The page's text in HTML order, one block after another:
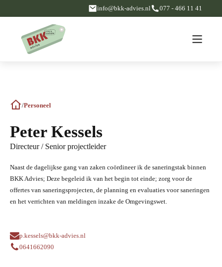
info@bkk-advies.nl 077 - 466 11 41
/Personeel
Peter Kessels
Directeur / Senior projectleider
Naast de dagelijkse gang van zaken coördineer ik de saneringstak binnen
BKK Advies; Deze begeleid ik van het begin tot einde; zorg voor de
offertes van saneringsprojecten, de planning en evaluaties voor saneringen
en het verrichten van meldingen inzake de Omgevingswet.
p.kessels@bkk-advies.nl
0641662090